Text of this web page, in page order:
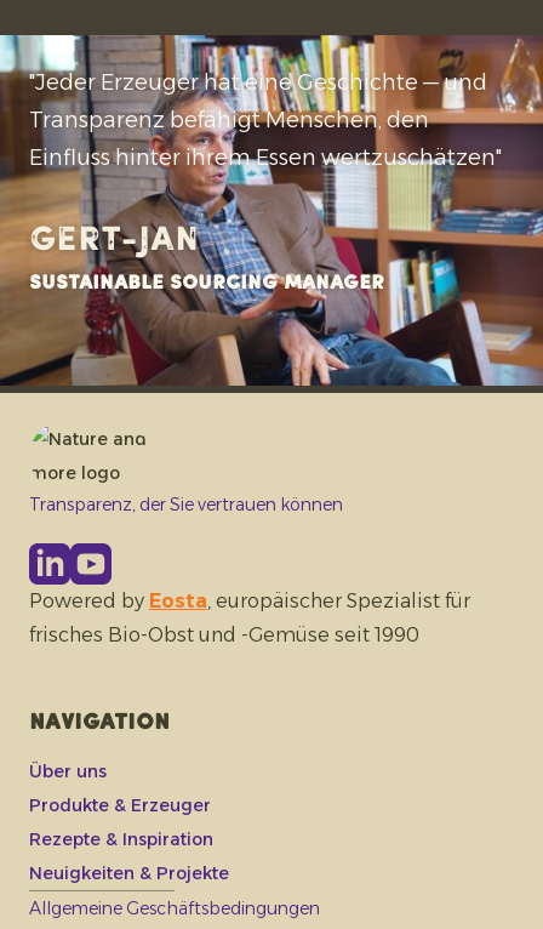
"Jeder Erzeuger hat eine Geschichte — und
Transparenz befähigt Menschen, den
Einfluss hinter ihrem Essen wertzuschätzen"
Gert-jan
Sustainable Sourcing Manager
Transparenz, der Sie vertrauen können
Powered by Eosta, europäischer Spezialist für
frisches Bio-Obst und -Gemüse seit 1990
Navigation
Über uns
Produkte & Erzeuger
Rezepte & Inspiration
Neuigkeiten & Projekte
Allgemeine Geschäftsbedingungen